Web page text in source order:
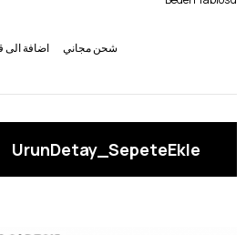
اضافة الى شحن مجاني